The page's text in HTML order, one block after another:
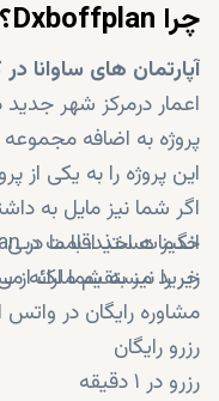
چرا Dxboffplan؟
آپارتمان های ساوانا
اعمار درمرکز شهر
پروژه به اضافه مجموعه
این پروژه را به یکی از
اگر شما نیز مایل به
زیر را نیز به شما ارائه
خدمات اخذ اقامت دبی
خرید مستقیم ملک از
مشاوره رایگان در
رزرو رایگان
رزرو در ۱ دقیقه